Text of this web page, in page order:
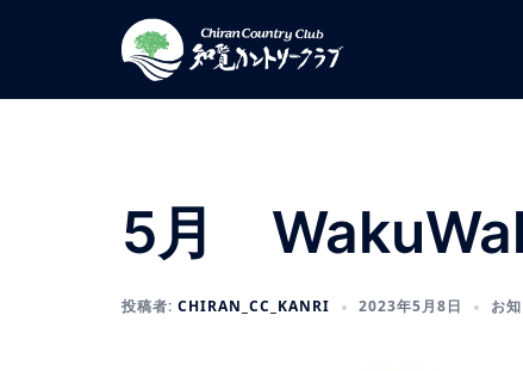
ン
5月
投稿者: CHIRAN_CC_KANRI 2023年5月8日 お